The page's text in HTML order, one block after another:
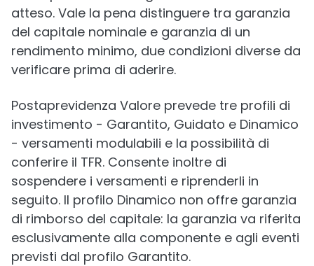
atteso. Vale la pena distinguere tra garanzia
del capitale nominale e garanzia di un
rendimento minimo, due condizioni diverse da
verificare prima di aderire.
Postaprevidenza Valore prevede tre profili di
investimento - Garantito, Guidato e Dinamico
- versamenti modulabili e la possibilità di
conferire il TFR. Consente inoltre di
sospendere i versamenti e riprenderli in
seguito. Il profilo Dinamico non offre garanzia
di rimborso del capitale: la garanzia va riferita
esclusivamente alla componente e agli eventi
previsti dal profilo Garantito.